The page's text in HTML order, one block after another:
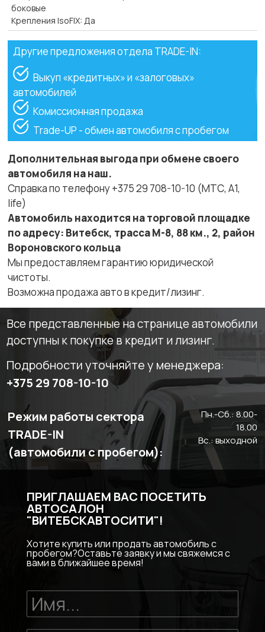
боковые
Крепления IsoFIX: Да
Другие предложения отдела TRADE-IN:
Выкуп «кредитных» и «залоговых»
автомобилей
Комиссионная продажа
Trade-UP - обмен автомобиля с пробегом
Дополнительная выгода при обмене своего
автомобиля на наш.
Справка по телефону +375 29 708-10-10 (МТС, A1,
life)
Автомобиль находится на торговой площадке
по адресу: Витебск, трасса М-8, 88 км., 2, район
Вороновского кольца
Мы предоставляем гарантию юридической
чистоты.
Возможна продажа авто в кредит/лизинг.
Все представленные на странице автомобили
доступны к покупке в кредит и лизинг.
Подробности уточняйте у менеджера:
+375 29 708-10-10
Режим работы сектора
TRADE-IN
(автомобили с пробегом):
Пн.-Сб.: 8.00-
18.00
Вс.: выходной
ПРИГЛАШАЕМ ВАС ПОСЕТИТЬ
АВТОСАЛОН
"ВИТЕБСКАВТОСИТИ"!
Хотите купить или продать автомобиль с
пробегом?Оставьте заявку и мы свяжемся с
вами в ближайшее время!